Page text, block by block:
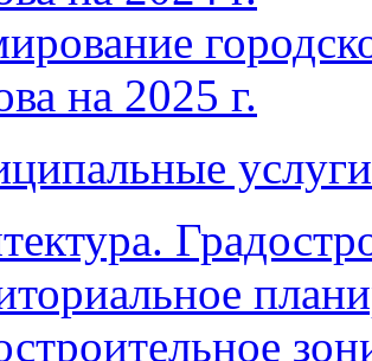
на 2025 г.
услуги